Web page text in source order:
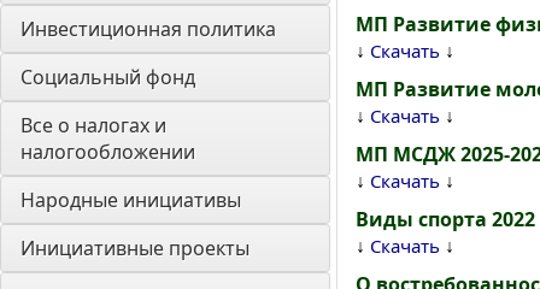
Инвестиционная политика
Социальный фонд
Все о налогах и
налогообложении
Народные инициативы
Инициативные проекты
МП Развитие
↓ Скачать ↓
МП Развитие
↓ Скачать ↓
МП МСДЖ 2025-
↓ Скачать ↓
Виды спорта
↓ Скачать ↓